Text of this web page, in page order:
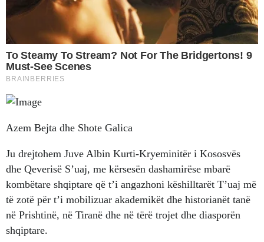
Azem Bejta dhe Shote Galica
Ju drejtohem Juve Albin Kurti-Kryeminitër i Kososvës
dhe Qeverisë S’uaj, me kërsesën dashamirëse mbarë
kombëtare shqiptare që t’i angazhoni këshilltarët T’uaj më
të zotë për t’i mobilizuar akademikët dhe historianët tanë
në Prishtinë, në Tiranë dhe në tërë trojet dhe diasporën
shqiptare.